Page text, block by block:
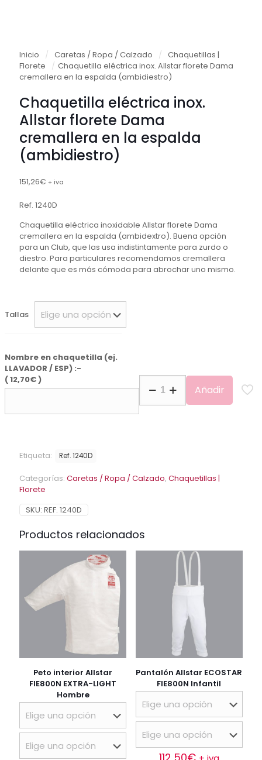
Inicio / Caretas / Ropa / Calzado / Chaquetillas |
Florete
/ Chaquetilla eléctrica inox. Allstar florete Dama
cremallera en la espalda (ambidiestro)
Chaquetilla eléctrica inox.
Allstar florete Dama
cremallera en la espalda
(ambidiestro)
151,26€ + iva
Ref. 1240D
Chaquetilla eléctrica inoxidable Allstar florete Dama
cremallera en la espalda (ambidextro). Buena opción
para un Club, que las usa indistintamente para zurdo o
diestro. Para particulares recomendamos cremallera
delante que es más cómoda para abrochar uno mismo.
Tallas
Nombre en chaquetilla (ej.
LLAVADOR / ESP) :-
(12,70€)
eléctrica
inox.
Allstar
espalda
Añadir
Etiqueta: Ref. 1240D
Categorías: Caretas / Ropa / Calzado, Chaquetillas |
Florete
SKU: REF. 1240D
Productos relacionados
Peto interior Allstar
FIE800N EXTRA-LIGHT
Hombre
Pantalón Allstar ECOSTAR
FIE800N Infantil
112,50€